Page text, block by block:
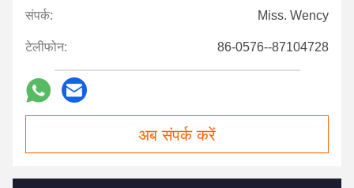
संपर्क: Miss. Wency
टेलीफोन: 86-0576--87104728
अब संपर्क करें